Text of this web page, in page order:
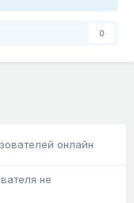
0
онлайн
не